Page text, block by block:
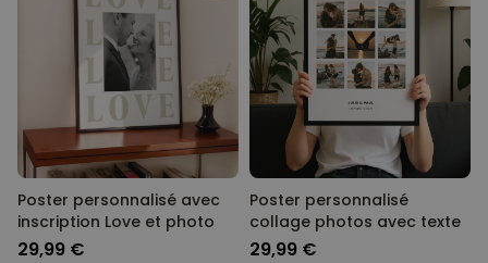
Poster personnalisé avec
inscription Love et photo
29,99 €
Poster personnalisé
collage photos avec texte
29,99 €